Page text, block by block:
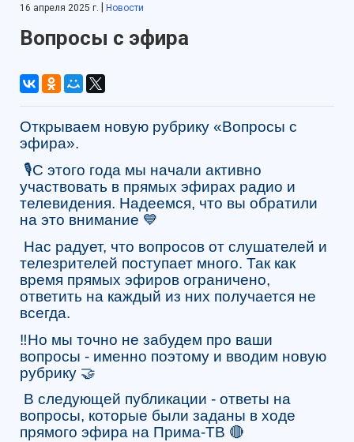
16 апреля 2025 г. Новости
Вопросы с эфира
Открываем новую рубрику «Вопросы с
эфира».
🎙️С этого года мы начали активно
участвовать в прямых эфирах радио и
телевидения. Надеемся, что вы обратили
на это внимание 💙
Нас радует, что вопросов от слушателей и
телезрителей поступает много. Так как
время прямых эфиров ограничено,
ответить на каждый из них получается не
всегда.
‼️Но мы точно не забудем про ваши
вопросы - именно поэтому и вводим новую
рубрику 🤝
В следующей публикации - ответы на
вопросы, которые были заданы в ходе
прямого эфира на Прима-ТВ 🔴